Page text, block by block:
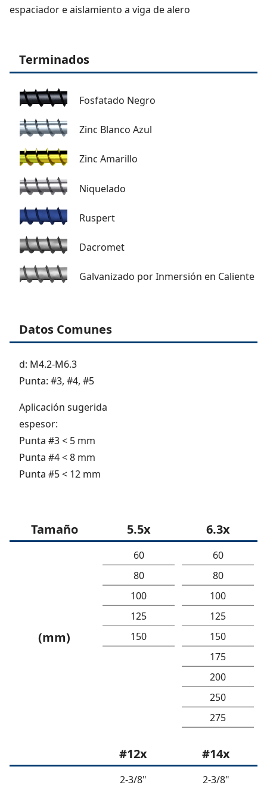
espaciador e aislamiento a viga de alero
Terminados
Fosfatado Negro
Zinc Blanco Azul
Zinc Amarillo
Niquelado
Ruspert
Dacromet
Galvanizado por Inmersión en Caliente
Datos Comunes
d: M4.2-M6.3
Punta: #3, #4, #5
Aplicación sugerida
espesor:
Punta #3 < 5 mm
Punta #4 < 8 mm
Punta #5 < 12 mm
Tamaño 5.5x 6.3x
(mm)
60
80
100
125
150
60
80
100
125
150
175
200
250
275
#12x #14x
2-3/8" 2-3/8"